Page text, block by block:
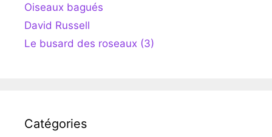
Oiseaux bagués
David Russell
Le busard des roseaux (3)
Catégories